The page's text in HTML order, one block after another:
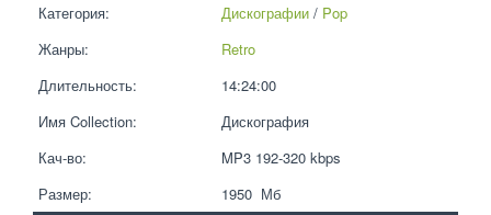
Категория:
Дискографии / Pop
Жанры:
Retro
Длительность:
14:24:00
Имя Collection:
Дискография
Кач-во:
MP3 192-320 kbps
Размер:
1950  Мб